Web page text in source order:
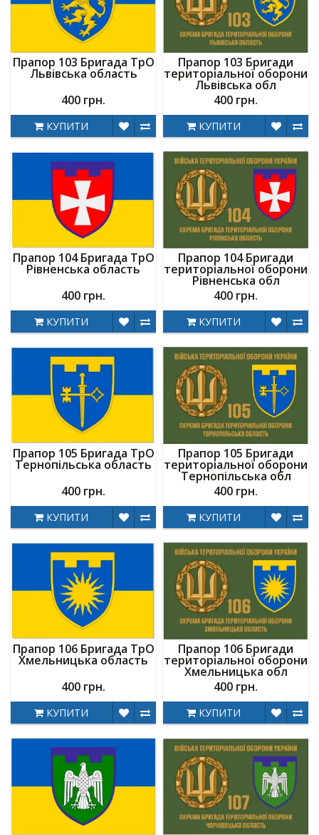
Прапор 103 Бригада ТрО
Львівська область
400 грн.
КУПИТИ
Прапор 103 Бригади
територіальної оборони
Львівська обл
400 грн.
КУПИТИ
Прапор 104 Бригада ТрО
Рівненська область
400 грн.
КУПИТИ
Прапор 104 Бригади
територіальної оборони
Рівненська обл
400 грн.
КУПИТИ
Прапор 105 Бригада ТрО
Тернопільська область
400 грн.
КУПИТИ
Прапор 105 Бригади
територіальної оборони
Тернопільська обл
400 грн.
КУПИТИ
Прапор 106 Бригада ТрО
Хмельницька область
400 грн.
КУПИТИ
Прапор 106 Бригади
територіальної оборони
Хмельницька обл
400 грн.
КУПИТИ